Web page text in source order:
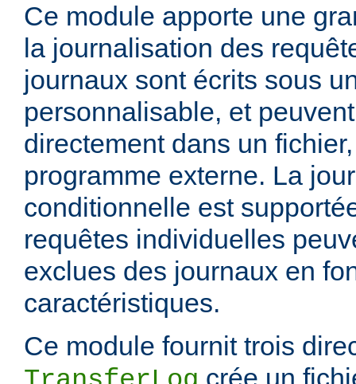
Ce module apporte une
la journalisation des
journaux sont écrits sous
personnalisable, et
directement dans un
programme externe. La
conditionnelle est
requêtes individuelles
exclues des journaux en
caractéristiques.
Ce module fournit trois